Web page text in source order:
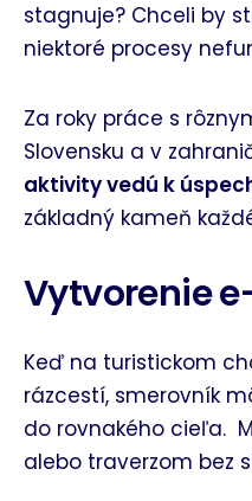
stagnuje? Chceli by
niektoré procesy
Za roky práce s
Slovensku a v
aktivity vedú k
základný kameň
Vytvorenie
Keď na turistickom
rázcestí, smerovník
do rovnakého cieľa.
alebo traverzom bez